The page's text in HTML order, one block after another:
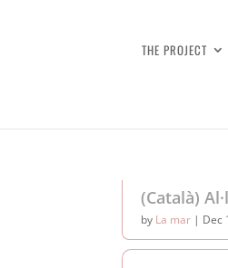
THE PROJECT
(Català)
by La mar | Dec